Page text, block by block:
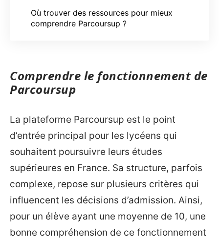
Où trouver des ressources pour mieux
comprendre Parcoursup ?
Comprendre le fonctionnement de
Parcoursup
La plateforme Parcoursup est le point
d’entrée principal pour les lycéens qui
souhaitent poursuivre leurs études
supérieures en France. Sa structure, parfois
complexe, repose sur plusieurs critères qui
influencent les décisions d’admission. Ainsi,
pour un élève ayant une moyenne de 10, une
bonne compréhension de ce fonctionnement